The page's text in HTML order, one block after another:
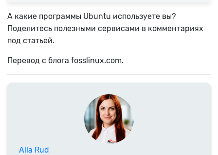
А какие программы Ubuntu используете вы?
Поделитесь полезными сервисами в комментариях
под статьей.
Перевод с блога fosslinux.com.
Alla Rud